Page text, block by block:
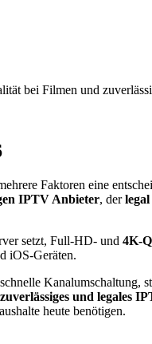
bei Filmen und
Faktoren eine
IPTV Anbieter, der
setzt, Full-HD- und 4K-
iOS-Geräten.
zuverlässiges und legales
heute benötigen.